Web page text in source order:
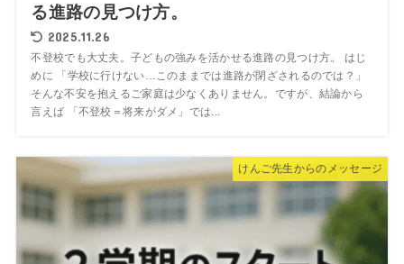
る進路の見つけ方。
2025.11.26
不登校でも大丈夫。子どもの強みを活かせる進路の見つけ方。 はじ
めに 「学校に行けない…このままでは進路が閉ざされるのでは？」
そんな不安を抱えるご家庭は少なくありません。ですが、結論から
言えば 「不登校＝将来がダメ」では...
けんご先生からのメッセージ